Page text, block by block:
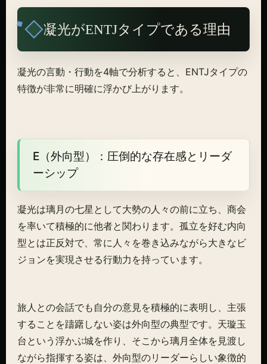
凝光がENTJタイプである理由
凝光の言動・行動を4軸で分析すると、ENTJタイプの
特徴が非常に明確に浮かび上がります。
E（外向型）：圧倒的な存在感とリーダ
ーシップ
凝光は璃月の七星として大勢の人々の前に立ち、商会
を率いて積極的に他者と関わります。孤立を好む内向
型とは正反対で、常に人々を巻き込みながら大きなビ
ジョンを実現させる行動力を持っています。
旅人との会話でも自分の意見を積極的に表明し、主張
することを躊躇しない姿は外向型の典型です。天璇玉
台という浮かぶ城を作り、そこから璃月全体を見渡し
ながら指揮する姿は、外向型のリーダーらしい象徴的